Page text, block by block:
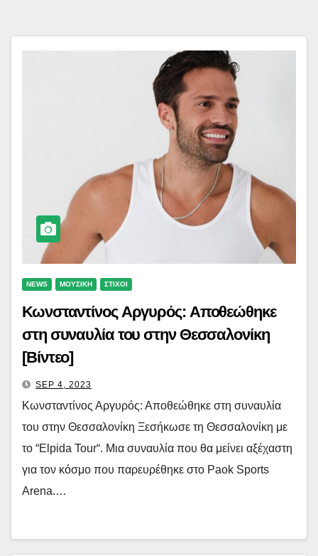
NEWS ΜΟΥΣΙΚΗ ΣΤΙΧΟΙ
Κωνσταντίνος Αργυρός: Αποθεώθηκε
στη συναυλία του στην Θεσσαλονίκη
[Βίντεο]
SEP 4, 2023
Κωνσταντίνος Αργυρός: Αποθεώθηκε στη συναυλία
του στην Θεσσαλονίκη Ξεσήκωσε τη Θεσσαλονίκη με
το “Elpida Tour“. Μια συναυλία που θα μείνει αξέχαστη
για τον κόσμο που παρευρέθηκε στο Paok Sports
Arena.…